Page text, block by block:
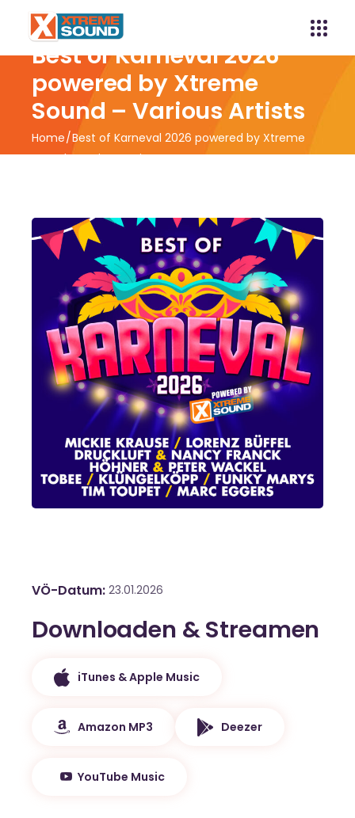
Best of Karneval 2026
powered by Xtreme
Sound – Various Artists
Home Best of Karneval 2026 powered by Xtreme
Sound – Various Artists
VÖ-Datum 23.01.2026
Downloaden & Streamen
iTunes & Apple Music
Amazon MP3 Deezer
YouTube Music